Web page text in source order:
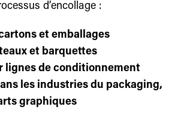
d’encollage :
et emballages
et barquettes
lignes de conditionnement
les industries du packaging,
graphiques